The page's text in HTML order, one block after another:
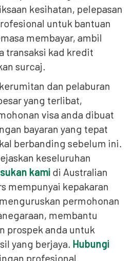
kesihatan, pelepasan
untuk bantuan
membayar, ambil
transaksi kad kredit
surcaj.
dan pelaburan
yang terlibat,
visa anda dibuat
bayaran yang tepat
berbanding sebelum ini.
keseluruhan
kami di Australian
mempunyai kepakaran
permohonan
membantu
prospek anda untuk
yang berjaya. Hubungi
profesional.